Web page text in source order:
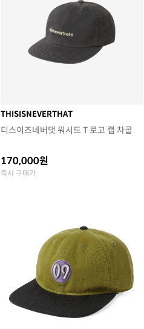
THISISNEVERTHAT
디스이즈네버댓 워시드 T 로고 캡 차콜
170,000원
즉시 구매가